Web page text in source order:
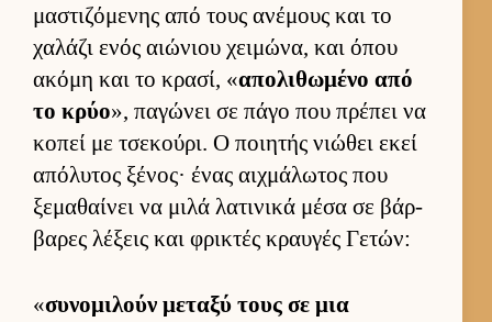
μαστιζόμενης από τους ανέμους και το
χαλάζι ενός αιώνιου χει­μώνα, και όπου
ακόμη και το κρασί, «απολιθωμένο από
το κρύο», παγώνει σε πάγο που πρέπει να
κοπεί με τσεκού­ρι. Ο ποι­ητής νιώθει εκεί
απόλυτος ξένος· ένας αιχ­μάλωτος που
ξεμαθαί­νει να μιλά λατινικά μέσα σε βάρ­
βαρες λέξεις και φρικτές κραυ­γές Γετών:
«συνομιλούν μεταξύ τους σε μια